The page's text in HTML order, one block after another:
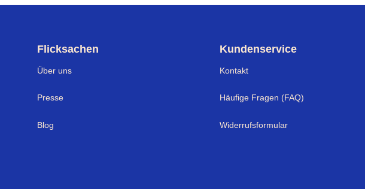
Flicksachen
Über uns
Presse
Blog
Kundenservice
Kontakt
Häufige Fragen (FAQ)
Widerrufsformular